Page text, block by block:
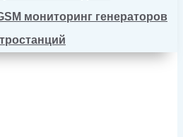
мониторинг генераторов